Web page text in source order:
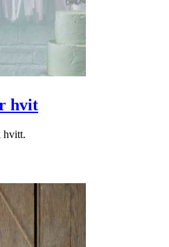
hvit
hvitt.